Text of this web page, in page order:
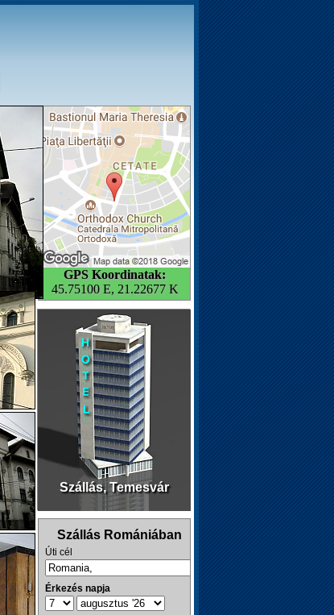
GPS Koordinatak:
45.75100 E, 21.22677 K
Szállás, Temesvár